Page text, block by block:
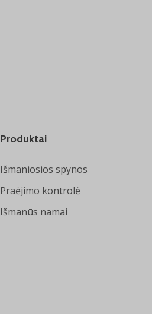
Produktai
Išmaniosios spynos
Praėjimo kontrolė
Išmanūs namai